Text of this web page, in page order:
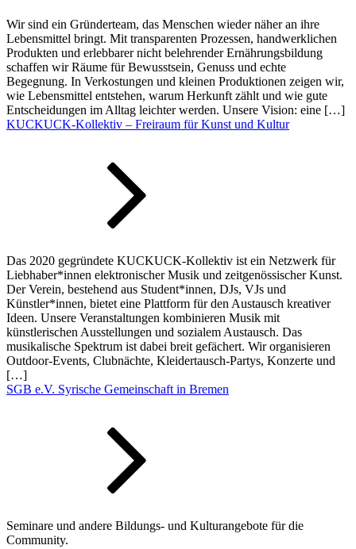
Wir sind ein Gründerteam, das Menschen wieder näher an ihre
Lebensmittel bringt. Mit transparenten Prozessen, handwerklichen
Produkten und erlebbarer nicht belehrender Ernährungsbildung
schaffen wir Räume für Bewusstsein, Genuss und echte
Begegnung. In Verkostungen und kleinen Produktionen zeigen wir,
wie Lebensmittel entstehen, warum Herkunft zählt und wie gute
Entscheidungen im Alltag leichter werden. Unsere Vision: eine […]
KUCKUCK-Kollektiv – Freiraum für Kunst und Kultur
Das 2020 gegründete KUCKUCK-Kollektiv ist ein Netzwerk für
Liebhaber*innen elektronischer Musik und zeitgenössischer Kunst.
Der Verein, bestehend aus Student*innen, DJs, VJs und
Künstler*innen, bietet eine Plattform für den Austausch kreativer
Ideen. Unsere Veranstaltungen kombinieren Musik mit
künstlerischen Ausstellungen und sozialem Austausch. Das
musikalische Spektrum ist dabei breit gefächert. Wir organisieren
Outdoor-Events, Clubnächte, Kleidertausch-Partys, Konzerte und
[…]
SGB e.V. Syrische Gemeinschaft in Bremen
Seminare und andere Bildungs- und Kulturangebote für die
Community.